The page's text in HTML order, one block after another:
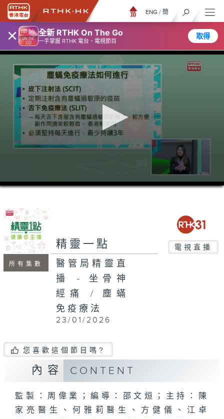
× 全新 RTHK On The Go
一手掌握 RTHK 電台、電視節目
取得
ENG / 簡
0
seconds
minutes,
29
seconds
所有集數
精靈一點 電視直播
醫管局精靈直
播 - 坐骨神
經痛 / 塵蟎
免疫療法
23/01/2026
您喜歡這個節目嗎?
內容 CONTENT
監製：周偉業；編導：邵文烜；主持：陳
家亮醫生、何雅莉醫生、方健儀、江卓